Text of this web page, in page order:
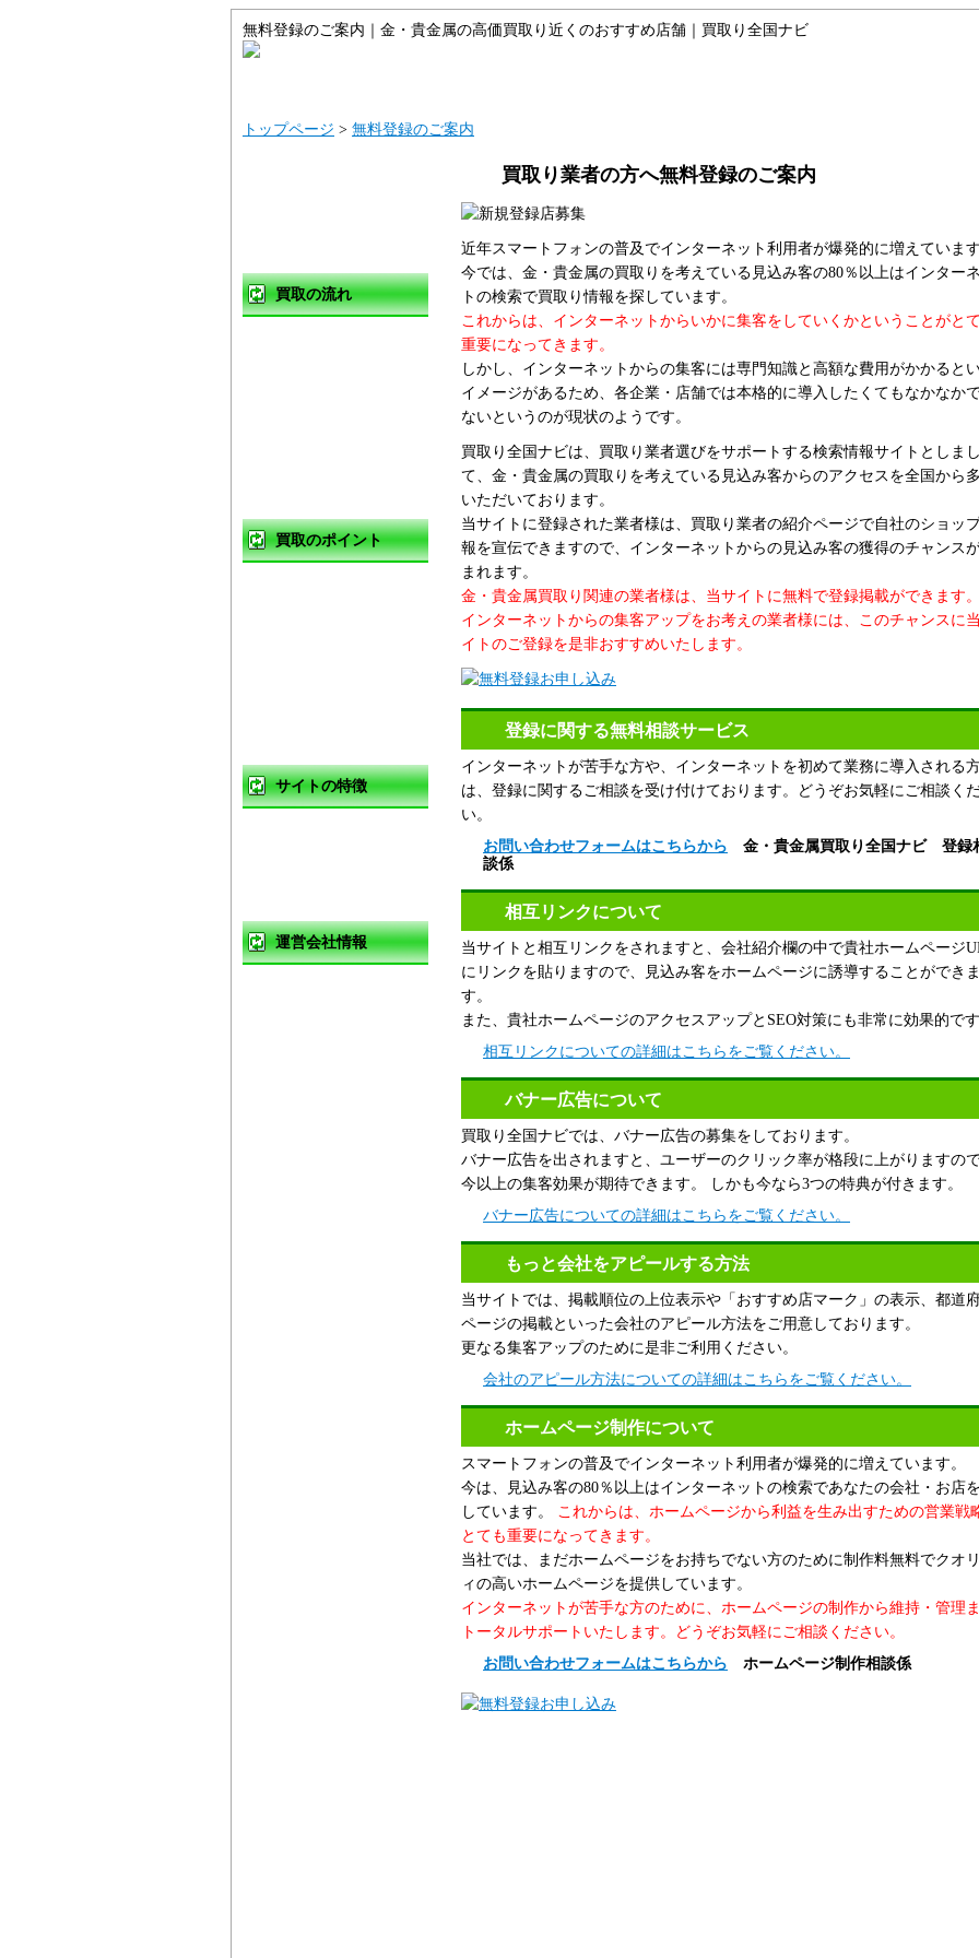
無料登録のご案内｜金・貴金属の高価買取り近くのおすすめ店舗｜買取り全国ナビ
トップページ > 無料登録のご案内
買取り業者の方へ無料登録のご案内
近年スマートフォンの普及でインターネット利用者が爆発的に増えています
今では、金・貴金属の買取りを考えている見込み客の80％以上はインター
トの検索で買取り情報を探しています。
これからは、インターネットからいかに集客をしていくかということがと
重要になってきます。
しかし、インターネットからの集客には専門知識と高額な費用がかかると
イメージがあるため、各企業・店舗では本格的に導入したくてもなかなか
ないというのが現状のようです。
買取り全国ナビは、買取り業者選びをサポートする検索情報サイトとしまし
て、金・貴金属の買取りを考えている見込み客からのアクセスを全国から
いただいております。
当サイトに登録された業者様は、買取り業者の紹介ページで自社のショッ
報を宣伝できますので、インターネットからの見込み客の獲得のチャンス
まれます。
金・貴金属買取り関連の業者様は、当サイトに無料で登録掲載ができます。
インターネットからの集客アップをお考えの業者様には、このチャンスに
イトのご登録を是非おすすめいたします。
登録に関する無料相談サービス
インターネットが苦手な方や、インターネットを初めて業務に導入される
は、登録に関するご相談を受け付けております。どうぞお気軽にご相談く
い。
お問い合わせフォームはこちらから 金・貴金属買取り全国ナビ 登録
談係
相互リンクについて
当サイトと相互リンクをされますと、会社紹介欄の中で貴社ホームページ
にリンクを貼りますので、見込み客をホームページに誘導することができま
す。
また、貴社ホームページのアクセスアップとSEO対策にも非常に効果的です
相互リンクについての詳細はこちらをご覧ください。
バナー広告について
買取り全国ナビでは、バナー広告の募集をしております。
バナー広告を出されますと、ユーザーのクリック率が格段に上がりますので
今以上の集客効果が期待できます。 しかも今なら3つの特典が付きます。
バナー広告についての詳細はこちらをご覧ください。
もっと会社をアピールする方法
当サイトでは、掲載順位の上位表示や「おすすめ店マーク」の表示、都道
ページの掲載といった会社のアピール方法をご用意しております。
更なる集客アップのために是非ご利用ください。
会社のアピール方法についての詳細はこちらをご覧ください。
ホームページ制作について
スマートフォンの普及でインターネット利用者が爆発的に増えています。
今は、見込み客の80％以上はインターネットの検索であなたの会社・お店
しています。 これからは、ホームページから利益を生み出すための営業戦
とても重要になってきます。
当社では、まだホームページをお持ちでない方のために制作料無料でクオ
ィの高いホームページを提供しています。
インターネットが苦手な方のために、ホームページの制作から維持・管理
トータルサポートいたします。どうぞお気軽にご相談ください。
お問い合わせフォームはこちらから ホームページ制作相談係
買取の流れ
買取のポイント
サイトの特徴
運営会社情報